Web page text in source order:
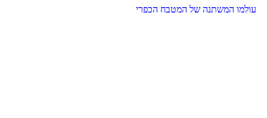
עולמו המשתנה של המטבח הכפרי